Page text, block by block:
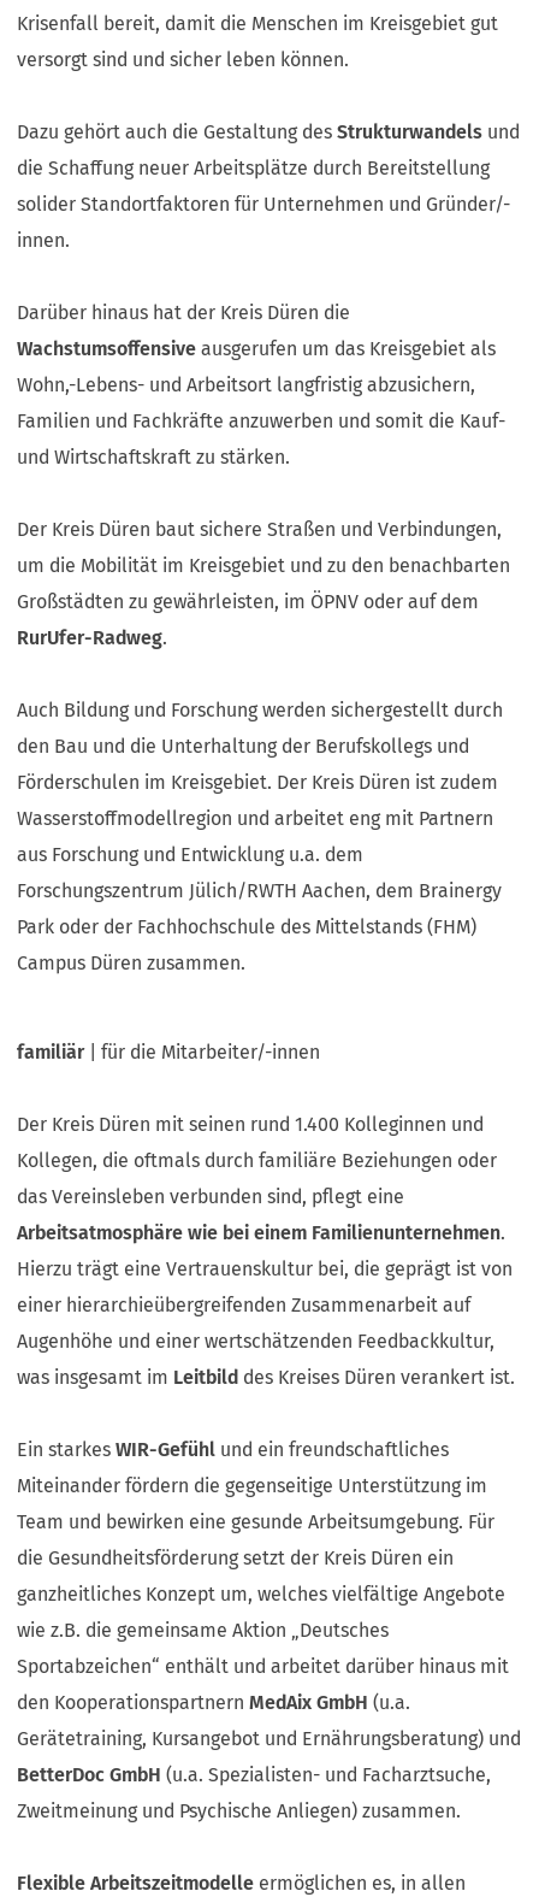
Krisenfall bereit, damit die Menschen im Kreisgebiet gut
versorgt sind und sicher leben können.
Dazu gehört auch die Gestaltung desStrukturwandels und
die Schaffung neuer Arbeitsplätze durch Bereitstellung
solider Standortfaktoren für Unternehmen und Gründer/-
innen.
Darüber hinaus hat der Kreis Düren die
Wachstumsoffensiveausgerufen um das Kreisgebiet als
Wohn,-Lebens- und Arbeitsort langfristig abzusichern,
Familien und Fachkräfte anzuwerben und somit die Kauf-
und Wirtschaftskraft zu stärken.
Der Kreis Düren baut sichere Straßen und Verbindungen,
um die Mobilität im Kreisgebiet und zu den benachbarten
Großstädten zu gewährleisten, im ÖPNV oder auf dem
RurUfer-Radweg.
Auch Bildung und Forschung werden sichergestellt durch
den Bau und die Unterhaltung der Berufskollegs und
Förderschulen im Kreisgebiet. Der Kreis Düren ist zudem
Wasserstoffmodellregion und arbeitet eng mit Partnern
aus Forschung und Entwicklung u.a. dem
Forschungszentrum Jülich/RWTH Aachen, dem Brainergy
Park oder der Fachhochschule des Mittelstands (FHM)
Campus Düren zusammen.
familiär | für die Mitarbeiter/-innen
Der Kreis Düren mit seinen rund 1.400 Kolleginnen und
Kollegen, die oftmals durch familiäre Beziehungen oder
das Vereinsleben verbunden sind, pflegt eine
Arbeitsatmosphäre wie bei einem Familienunternehmen.
Hierzu trägt eine Vertrauenskultur bei, die geprägt ist von
einer hierarchieübergreifenden Zusammenarbeit auf
Augenhöhe und einer wertschätzenden Feedbackkultur,
was insgesamt im Leitbild des Kreises Düren verankert ist.
Ein starkesWIR-Gefühl und ein freundschaftliches
Miteinander fördern die gegenseitige Unterstützung im
Team und bewirken eine gesunde Arbeitsumgebung. Für
die Gesundheitsförderung setzt der Kreis Düren ein
ganzheitliches Konzept um, welches vielfältige Angebote
wie z.B. die gemeinsame Aktion „Deutsches
Sportabzeichen“ enthält und arbeitet darüber hinaus mit
den KooperationspartnernMedAix GmbH (u.a.
Gerätetraining, Kursangebot und Ernährungsberatung) und
BetterDoc GmbH (u.a. Spezialisten- und Facharztsuche,
Zweitmeinung und Psychische Anliegen) zusammen.
Flexible Arbeitszeitmodelle ermöglichen es, in allen